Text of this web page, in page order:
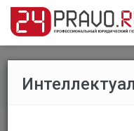
Форум / Уголовное